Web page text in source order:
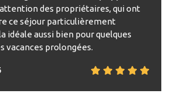
des propriétaires, qui ont
ce séjour particulièrement
idéale aussi bien pour quelques
vacances prolongées.